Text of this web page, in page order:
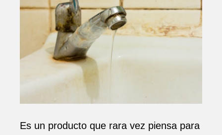
Es un producto que rara vez piensa para